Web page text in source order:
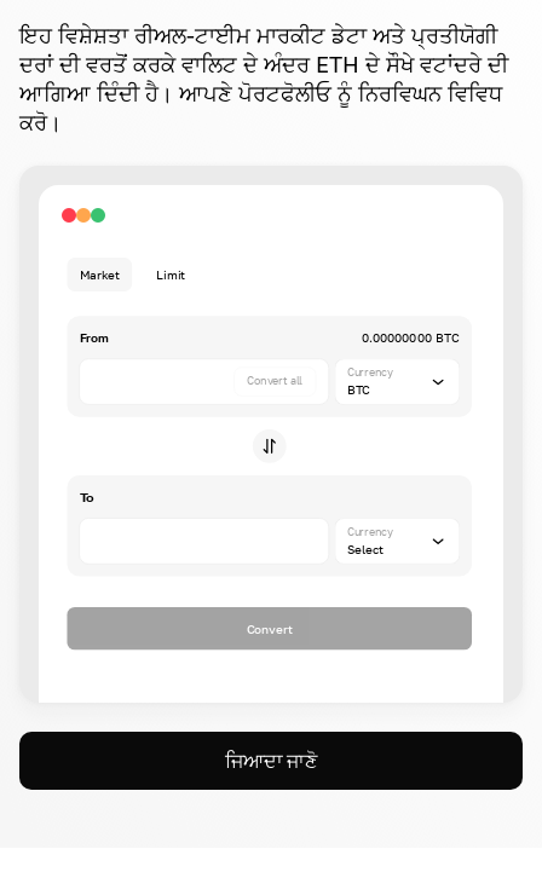
ਇਹ ਵਿਸ਼ੇਸ਼ਤਾ ਰੀਅਲ-ਟਾਈਮ ਮਾਰਕੀਟ ਡੇਟਾ ਅਤੇ ਪ੍ਰਤੀਯੋਗੀ
ਦਰਾਂ ਦੀ ਵਰਤੋਂ ਕਰਕੇ ਵਾਲਿਟ ਦੇ ਅੰਦਰ ETH ਦੇ ਸੌਖੇ ਵਟਾਂਦਰੇ ਦੀ
ਆਗਿਆ ਦਿੰਦੀ ਹੈ। ਆਪਣੇ ਪੋਰਟਫੋਲੀਓ ਨੂੰ ਨਿਰਵਿਘਨ ਵਿਵਿਧ
ਕਰੋ।
Market Limit
From 0.00000000 BTC
Convert all
Currency
BTC
To
Currency
Select
Convert
ਜਿਆਦਾ ਜਾਣੋ